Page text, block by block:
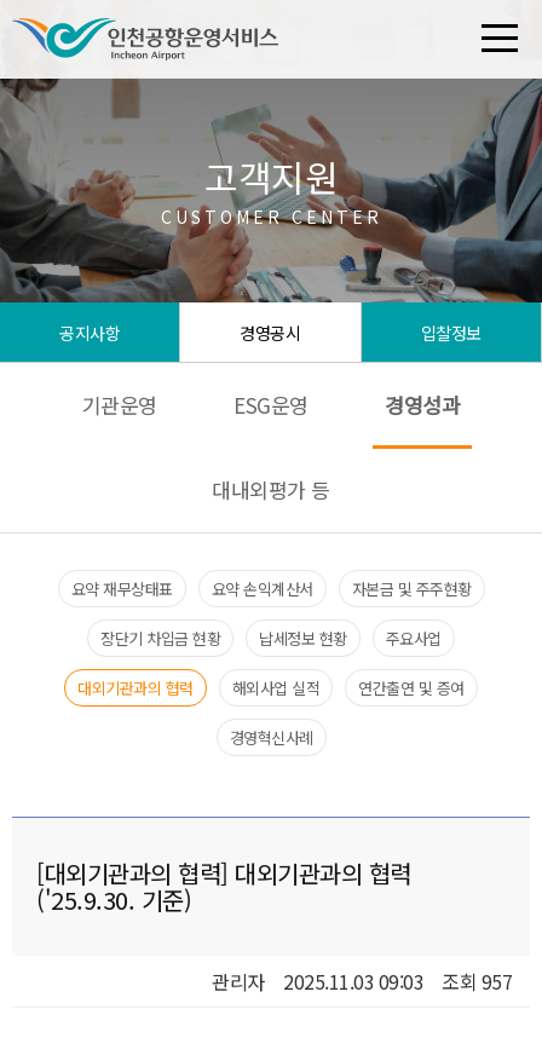
공지사항 경영공시 입찰정보
고객지원
CUSTOMER CENTER
기관운영 ESG운영 경영성과
대내외평가 등
요약 재무상태표​ 요약 손익계산서​ 자본금 및 주주현황
장단기 차입금 현황 납세정보 현황​ 주요사업​
대외기관과의 협력​ 해외사업 실적 연간출연 및 증여
경영혁신사례
[대외기관과의 협력] 대외기관과의 협력
('25.9.30. 기준)
관리자 2025.11.03 09:03 조회 957